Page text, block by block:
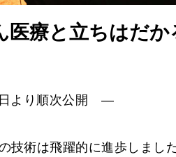
医療と立ちはだか
より順次公開 ―
技術は飛躍的に進歩しました